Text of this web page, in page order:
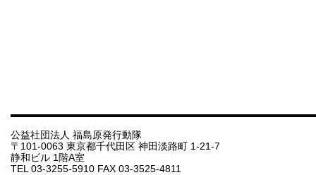
公益社団法人 福島原発行動隊
〒101-0063 東京都千代田区 神田淡路町 1-21-7
静和ビル 1階A室
TEL 03-3255-5910 FAX 03-3525-4811